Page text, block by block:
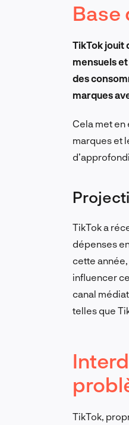
Base
TikTok jouit
mensuels
des
marques
Cela met en
marques et
TikTok a
dépenses
cette
influencer
canal
telles que
TikTok,